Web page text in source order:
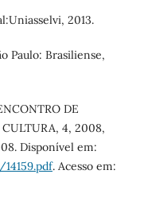
2013.
Paulo: Brasiliense,
DE
4, 2008,
Disponível em:
. Acesso em: